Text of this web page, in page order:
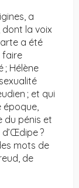
a
la voix
a été
faire
; Hélène
; et qui
époque,
du pénis et
?
mots de
de